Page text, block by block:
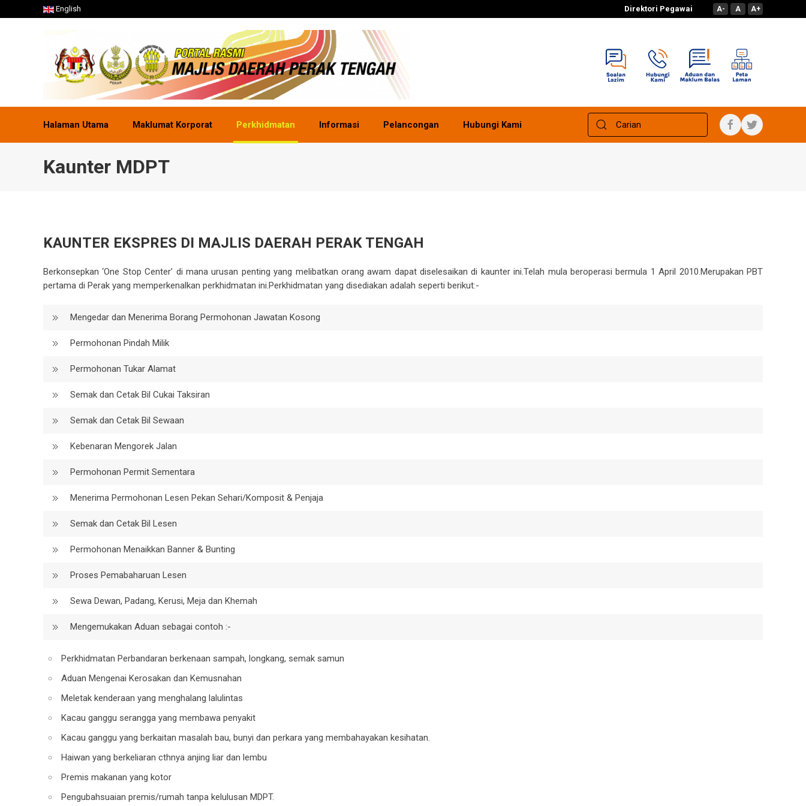
English Direktori Pegawai A- A A+
Halaman Utama Maklumat Korporat Perkhidmatan Informasi Pelancongan Hubungi Kami
Kaunter MDPT
KAUNTER EKSPRES DI MAJLIS DAERAH PERAK TENGAH
Berkonsepkan ‘One Stop Center’ di mana urusan penting yang melibatkan orang awam dapat diselesaikan di kaunter ini.Telah mula beroperasi bermula 1 April 2010.Merupakan PBT
pertama di Perak yang memperkenalkan perkhidmatan ini.Perkhidmatan yang disediakan adalah seperti berikut:-
Mengedar dan Menerima Borang Permohonan Jawatan Kosong
Permohonan Pindah Milik
Permohonan Tukar Alamat
Semak dan Cetak Bil Cukai Taksiran
Semak dan Cetak Bil Sewaan
Kebenaran Mengorek Jalan
Permohonan Permit Sementara
Menerima Permohonan Lesen Pekan Sehari/Komposit & Penjaja
Semak dan Cetak Bil Lesen
Permohonan Menaikkan Banner & Bunting
Proses Pemabaharuan Lesen
Sewa Dewan, Padang, Kerusi, Meja dan Khemah
Mengemukakan Aduan sebagai contoh :-
Perkhidmatan Perbandaran berkenaan sampah, longkang, semak samun
Aduan Mengenai Kerosakan dan Kemusnahan
Meletak kenderaan yang menghalang lalulintas
Kacau ganggu serangga yang membawa penyakit
Kacau ganggu yang berkaitan masalah bau, bunyi dan perkara yang membahayakan kesihatan.
Haiwan yang berkeliaran cthnya anjing liar dan lembu
Premis makanan yang kotor
Pengubahsuaian premis/rumah tanpa kelulusan MDPT.